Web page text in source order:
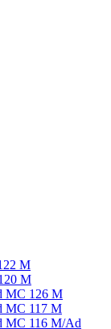
M
M
MC 126 M
MC 117 M
MC 116 M/Ad